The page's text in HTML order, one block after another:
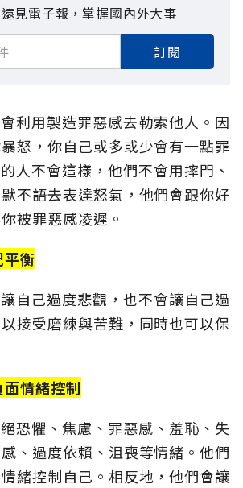
見電子報，掌握國內外大事
訂閱
利用製造罪惡感去勒索他人。因
怒，你自己或多或少會有一點罪
人不會這樣，他們不會用摔門、
不語去表達怒氣，他們會跟你好
被罪惡感凌遲。
平衡
自己過度悲觀，也不會讓自己過
接受磨練與苦難，同時也可以保
情緒控制
恐懼、焦慮、罪惡感、羞恥、失
、過度依賴、沮喪等情緒。他們
緒控制自己。相反地，他們會讓